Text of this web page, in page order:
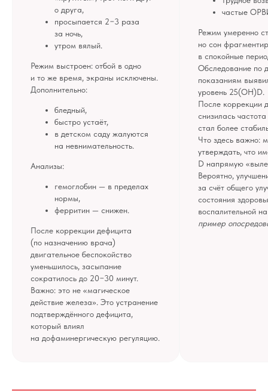
о друга,
просыпается 2−3 раза
за ночь,
утром вялый.
Режим выстроен: отбой в одно
и то же время, экраны исключены.
Дополнительно:
бледный,
быстро устаёт,
в детском саду жалуются
на невнимательность.
Анализы:
гемоглобин — в пределах
нормы,
ферритин — снижен.
После коррекции дефицита
(по назначению врача)
двигательное беспокойство
уменьшилось, засыпание
сократилось до 20−30 минут.
Важно: это не «магическое
действие железа». Это устранение
подтверждённого дефицита,
который влиял
на дофаминергическую регуляцию.
частые
Режим умеренно
но сон
в спокойные
Обследование по
показаниям
уровень 25(OH)D.
После коррекции
снизилась
стал более
Что здесь важно:
утверждать, что
D напрямую
Вероятно,
за счёт общего
состояния
воспалительной
пример
не могут рассматриваться как медицинские
рекомендации по диагностике и лечению. Все
публикации, видео, советы и консультации
не являются медицинскими, не могут отменить или
заменить назначений врача и применимы к детям,
признанным наблюдающими их врачами
за неверное толкование, ошибочное или
некорректное использование советов и/или
в процессе консультаций. Если состояние здоровья
вашего ребёнка вызывает у вас беспокойство,
наблюдаются проблемы сна, являющиеся
симптомом какого-либо заболевания,
и семейном сне